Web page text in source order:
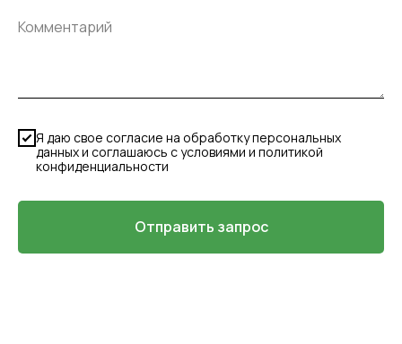
Я даю свое согласие на обработку персональных
данных и соглашаюсь с условиями и политикой
конфиденциальности
Отправить запрос